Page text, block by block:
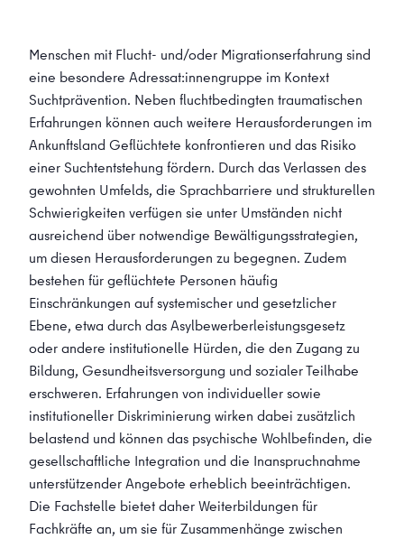
Menschen mit Flucht- und/oder Migrationserfahrung sind
eine besondere Adressat:innengruppe im Kontext
Suchtprävention. Neben fluchtbedingten traumatischen
Erfahrungen können auch weitere Herausforderungen im
Ankunftsland Geflüchtete konfrontieren und das Risiko
einer Suchtentstehung fördern. Durch das Verlassen des
gewohnten Umfelds, die Sprachbarriere und strukturellen
Schwierigkeiten verfügen sie unter Umständen nicht
ausreichend über notwendige Bewältigungsstrategien,
um diesen Herausforderungen zu begegnen. Zudem
bestehen für geflüchtete Personen häufig
Einschränkungen auf systemischer und gesetzlicher
Ebene, etwa durch das Asylbewerberleistungsgesetz
oder andere institutionelle Hürden, die den Zugang zu
Bildung, Gesundheitsversorgung und sozialer Teilhabe
erschweren. Erfahrungen von individueller sowie
institutioneller Diskriminierung wirken dabei zusätzlich
belastend und können das psychische Wohlbefinden, die
gesellschaftliche Integration und die Inanspruchnahme
unterstützender Angebote erheblich beeinträchtigen.
Die Fachstelle bietet daher Weiterbildungen für
Fachkräfte an, um sie für Zusammenhänge zwischen